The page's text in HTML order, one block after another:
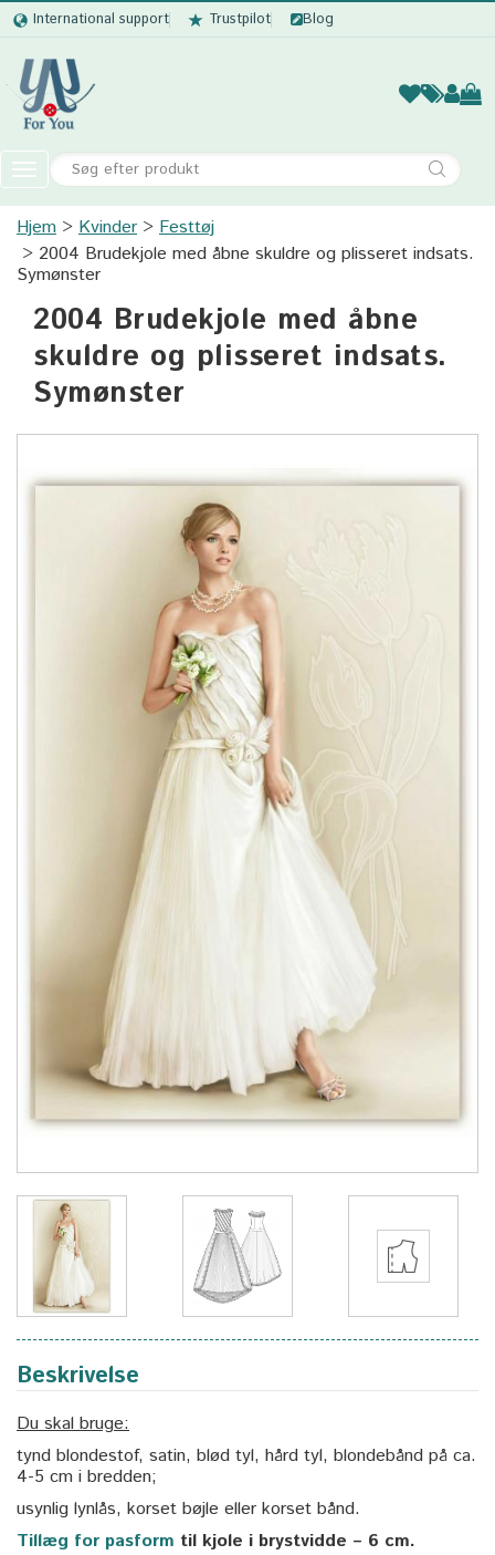
International support Trustpilot Blog
Kvinder
Toggle
navigation
Børn
Accessories
Hjem Kvinder
Festtøj
2004 Brudekjole med åbne skuldre og plisseret indsats.
Symønster
2004 Brudekjole med åbne
skuldre og plisseret indsats.
Symønster
Beskrivelse
Du skal bruge:
tynd blondestof, satin, blød tyl, hård tyl, blondebånd på ca.
4-5 cm i bredden;
usynlig lynlås, korset bøjle eller korset bånd.
Tillæg for pasform til kjole i brystvidde – 6 cm.